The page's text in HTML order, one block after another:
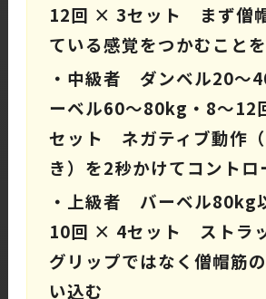
12回 × 3セット まず僧
ている感覚をつかむこと
・中級者 ダンベル20〜
ーベル60〜80kg・8〜
セット ネガティブ動作
き）を2秒かけてコントロ
・上級者 バーベル80kg
10回 × 4セット ストラ
グリップではなく僧帽筋
い込む